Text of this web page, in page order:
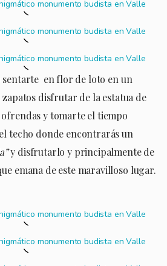
sentarte en flor de loto en un
zapatos disfrutar de la estatua de
ofrendas y tomarte el tiempo
techo donde encontrarás un
y disfrutarlo y principalmente de
emana de este maravilloso lugar.